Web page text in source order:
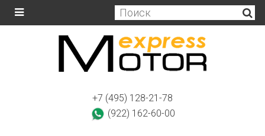
+7 (495) 128-21-78
(922) 162-60-00